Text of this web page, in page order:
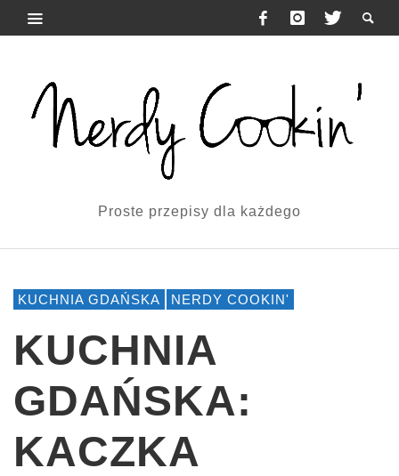
Proste przepisy dla każdego
KUCHNIA GDAŃSKA NERDY COOKIN'
KUCHNIA
GDAŃSKA:
KACZKA